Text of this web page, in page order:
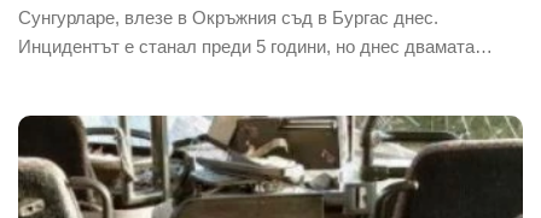
Сунгурларе, влезе в Окръжния съд в Бургас днес.
Инцидентът е станал преди 5 години, но днес двамата…